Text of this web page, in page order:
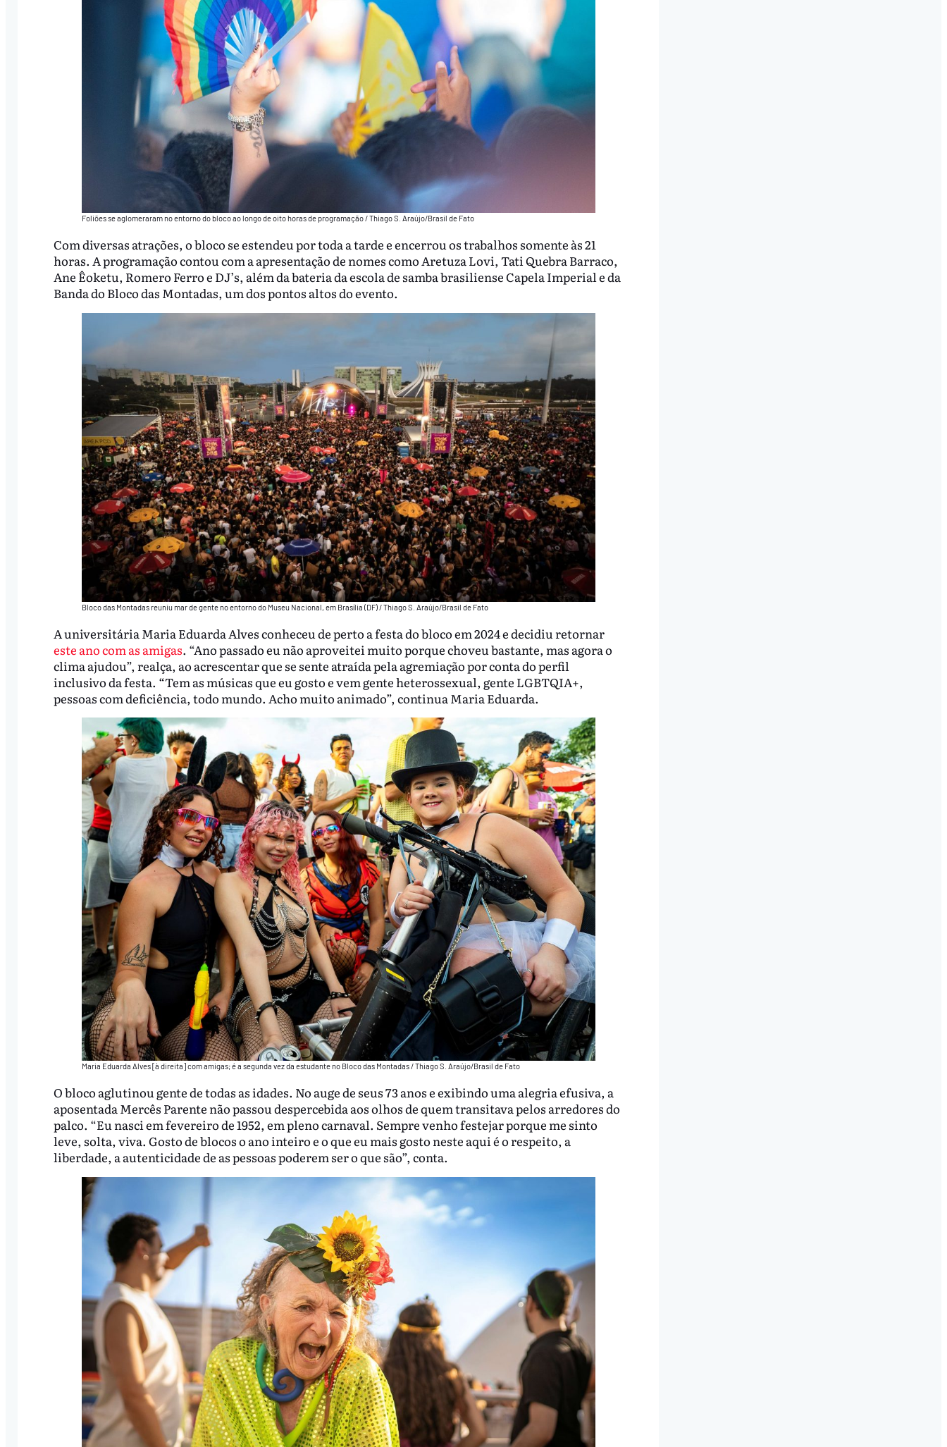
Foliões se aglomeraram no entorno do bloco ao longo de oito horas de programação / Thiago S. Araújo/Brasil de Fato
Com diversas atrações, o bloco se estendeu por toda a tarde e encerrou os trabalhos somente às 21
horas. A programação contou com a apresentação de nomes como Aretuza Lovi, Tati Quebra Barraco,
Ane Êoketu, Romero Ferro e DJ’s, além da bateria da escola de samba brasiliense Capela Imperial e da
Banda do Bloco das Montadas, um dos pontos altos do evento.
Bloco das Montadas reuniu mar de gente no entorno do Museu Nacional, em Brasília (DF) / Thiago S. Araújo/Brasil de Fato
A universitária Maria Eduarda Alves conheceu de perto a festa do bloco em 2024 e decidiu retornar
este ano com as amigas. “Ano passado eu não aproveitei muito porque choveu bastante, mas agora o
clima ajudou”, realça, ao acrescentar que se sente atraída pela agremiação por conta do perfil
inclusivo da festa. “Tem as músicas que eu gosto e vem gente heterossexual, gente LGBTQIA+,
pessoas com deficiência, todo mundo. Acho muito animado”, continua Maria Eduarda.
Maria Eduarda Alves [à direita] com amigas; é a segunda vez da estudante no Bloco das Montadas / Thiago S. Araújo/Brasil de Fato
O bloco aglutinou gente de todas as idades. No auge de seus 73 anos e exibindo uma alegria efusiva, a
aposentada Mercês Parente não passou despercebida aos olhos de quem transitava pelos arredores do
palco. “Eu nasci em fevereiro de 1952, em pleno carnaval. Sempre venho festejar porque me sinto
leve, solta, viva. Gosto de blocos o ano inteiro e o que eu mais gosto neste aqui é o respeito, a
liberdade, a autenticidade de as pessoas poderem ser o que são”, conta.